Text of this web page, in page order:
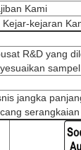
Kami
kejaran
R&D yang
jangka